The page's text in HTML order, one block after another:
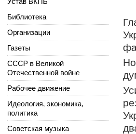
Библиотека
Организации
Газеты
СССР в Великой
Отечественной войне
Рабочее движение
Идеология, экономика,
политика
Советская музыка